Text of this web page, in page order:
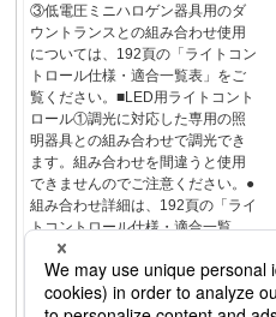
③低電圧ミニハロゲン器具用のダ
ウントランスとの組み合わせ使用
については、192頁の「ライトコン
トロール仕様・適合一覧表」をご
覧ください。■LED用ライトコント
ロール①調光に対応した専用の照
明器具との組み合わせで調光でき
ます。組み合わせを間違うと使用
できませんのでご注意ください。●
組み合わせ詳細は、192頁の「ライ
トコントロール仕様・適合一覧
表」をご確認ください。②照明器
具によっては、電源スイッチや調
光信号で消灯後も薄暗く発光する